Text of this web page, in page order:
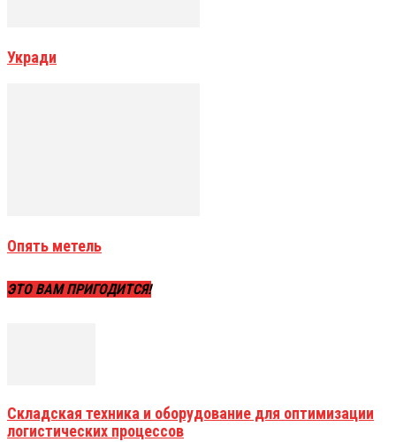
Укради
Опять метель
ЭТО ВАМ ПРИГОДИТСЯ!
Складская техника и оборудование для оптимизации
логистических процессов